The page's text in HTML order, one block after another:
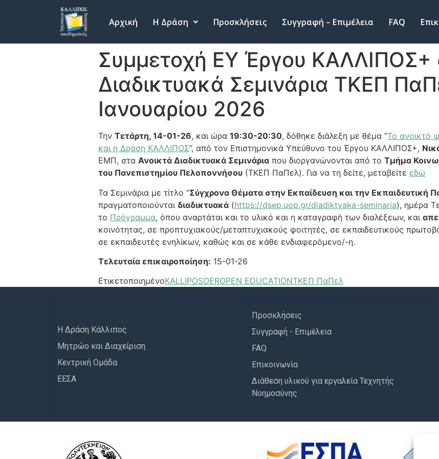
Αρχική Η Δράση Προσκλήσεις Συγγραφή – Επιμέλεια FAQ
Συμμετοχή ΕΥ Έργου ΚΑΛΛΙΠΟΣ+
Διαδικτυακά Σεμινάρια ΤΚΕΠ
Ιανουαρίου 2026
Την Τετάρτη, 14-01-26, και ώρα 19:30-20:30, δόθηκε διάλεξη με θέμα “Το ανοικτό
και η Δράση ΚΑΛΛΙΠΟΣ”, από τον Επιστημονικά Υπεύθυνο του Έργου ΚΑΛΛΙΠΟΣ+,
ΕΜΠ, στα Ανοικτά Διαδικτυακά Σεμινάρια που διοργανώνονται από το Τμήμα
του Πανεπιστημίου Πελοποννήσου (ΤΚΕΠ ΠαΠελ). Για να τη δείτε, μεταβείτε εδώ
Τα Σεμινάρια με τίτλο “Σύγχρονα Θέματα στην Εκπαίδευση και την Εκπαιδευτική
πραγματοποιούνται διαδικτυακά (https://dsep.uop.gr/diadiktyaka-seminaria), ημέρα
το Πρόγραμμα, όπου αναρτάται και το υλικό και η καταγραφή των διαλέξεων, και
κοινότητας, σε προπτυχιακούς/μεταπτυχιακούς φοιτητές, σε εκπαιδευτικούς
σε εκπαιδευτές ενηλίκων, καθώς και σε κάθε ενδιαφερόμενο/-η.
Τελευταία επικαιροποίηση: 15-01-26
ΕτικετοποιημένοKALLIPOSOEROPEN EDUCATIONΤΚΕΠ ΠαΠελ
Η Δράση Κάλλιπος
Μητρώο και Διαχείριση
Κεντρική Ομάδα
ΕΕΣΑ
Προσκλήσεις
Συγγραφή - Επιμέλεια
FAQ
Επικοινωνία
Διάθεση υλικού για εργαλεία Τεχνητής
Νοημοσύνης